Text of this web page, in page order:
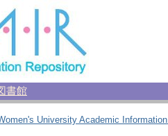
書館
University Academic